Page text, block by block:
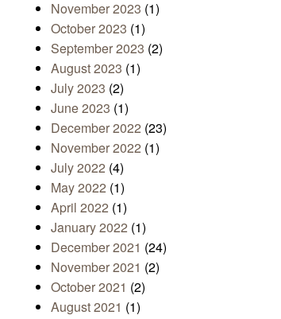
November 2023 (1)
October 2023 (1)
September 2023 (2)
August 2023 (1)
July 2023 (2)
June 2023 (1)
December 2022 (23)
November 2022 (1)
July 2022 (4)
May 2022 (1)
April 2022 (1)
January 2022 (1)
December 2021 (24)
November 2021 (2)
October 2021 (2)
August 2021 (1)